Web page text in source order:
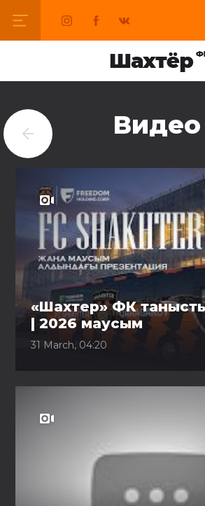
Видео
«Шахтер» ФК
| 2026 маусым
31 March, 04:20